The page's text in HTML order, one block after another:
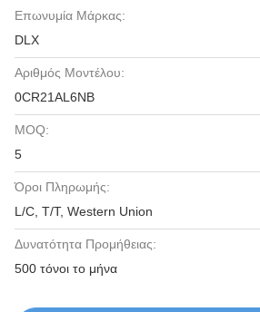
Επωνυμία Μάρκας:
DLX
Αριθμός Μοντέλου:
0CR21AL6NB
MOQ:
5
Όροι Πληρωμής:
L/C, T/T, Western Union
Δυνατότητα Προμήθειας:
500 τόνοι το μήνα